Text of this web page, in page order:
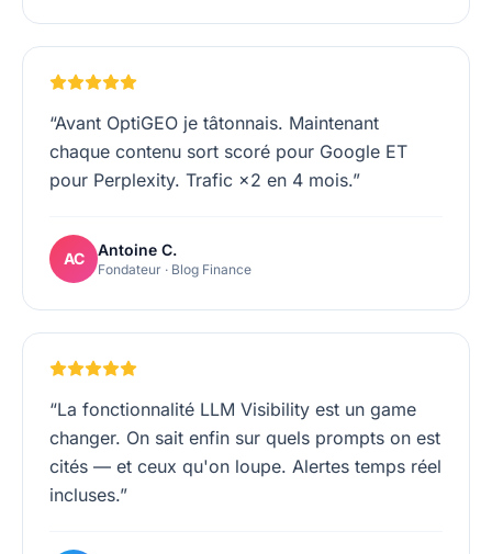
“Avant OptiGEO je tâtonnais. Maintenant
chaque contenu sort scoré pour Google ET
pour Perplexity. Trafic ×2 en 4 mois.”
AC Antoine C.
Fondateur · Blog Finance
“La fonctionnalité LLM Visibility est un game
changer. On sait enfin sur quels prompts on est
cités — et ceux qu'on loupe. Alertes temps réel
incluses.”